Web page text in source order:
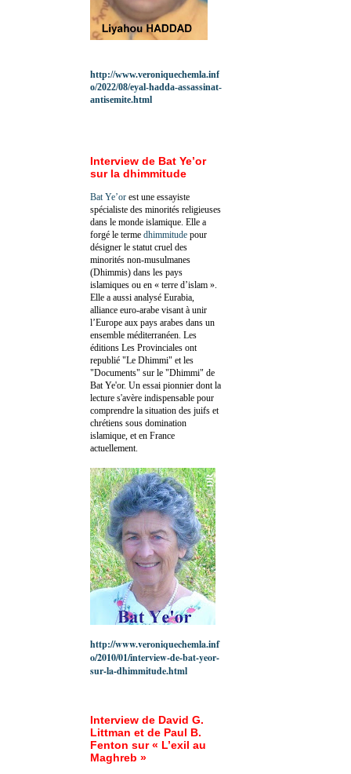
http://www.veroniquechemla.inf
o/2022/08/eyal-hadda-assassinat-
antisemite.html
Interview de Bat Ye’or
sur la dhimmitude
Bat Ye’or est une essayiste
spécialiste des minorités religieuses
dans le monde islamique. Elle a
forgé le terme dhimmitude pour
désigner le statut cruel des
minorités non-musulmanes
(Dhimmis) dans les pays
islamiques ou en « terre d’islam ».
Elle a aussi analysé Eurabia,
alliance euro-arabe visant à unir
l’Europe aux pays arabes dans un
ensemble méditerranéen. Les
éditions Les Provinciales ont
republié "Le Dhimmi" et les
"Documents" sur le "Dhimmi" de
Bat Ye'or. Un essai pionnier dont la
lecture s'avère indispensable pour
comprendre la situation des juifs et
chrétiens sous domination
islamique, et en France
actuellement.
http://www.veroniquechemla.inf
o/2010/01/interview-de-bat-yeor-
sur-la-dhimmitude.html
Interview de David G.
Littman et de Paul B.
Fenton sur « L’exil au
Maghreb »